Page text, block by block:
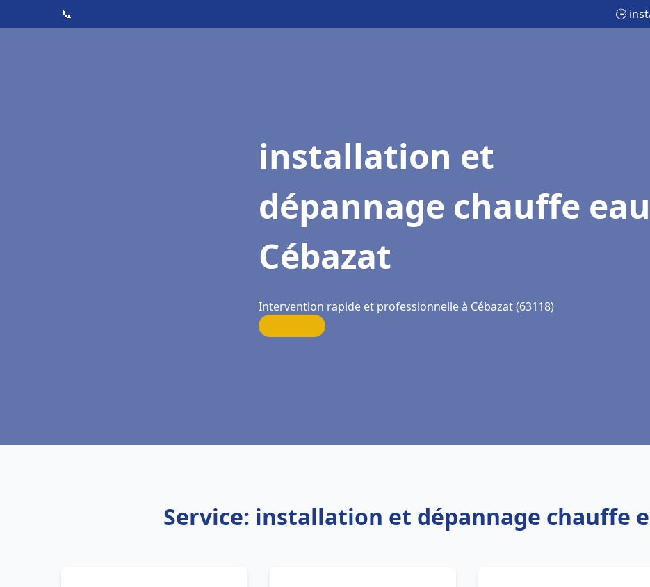
📞 🕒
installation et
dépannage chauffe eau
Cébazat
Intervention rapide et professionnelle à Cébazat (63118)
Service: installation et dépannage chauffe